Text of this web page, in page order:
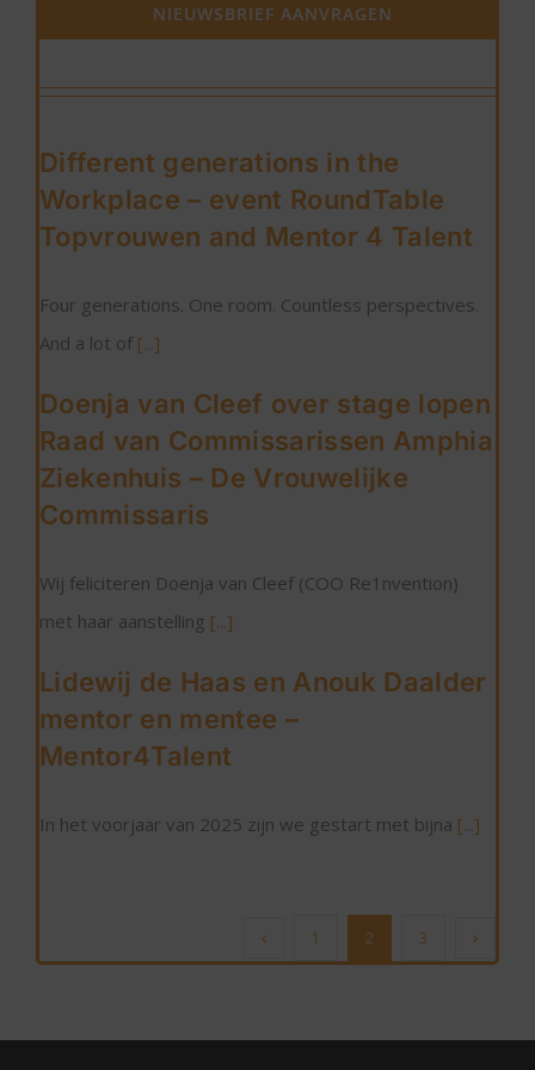
NIEUWSBRIEF AANVRAGEN
Different generations in the
Workplace – event RoundTable
Topvrouwen and Mentor 4 Talent
Four generations. One room. Countless perspectives.
And a lot of[...]
Doenja van Cleef over stage lopen
Raad van Commissarissen Amphia
Ziekenhuis – De Vrouwelijke
Commissaris
Wij feliciteren Doenja van Cleef (COO Re1nvention)
met haar aanstelling [...]
Lidewij de Haas en Anouk Daalder
mentor en mentee –
Mentor4Talent
In het voorjaar van 2025 zijn we gestart met bijna [...]
1 2 3